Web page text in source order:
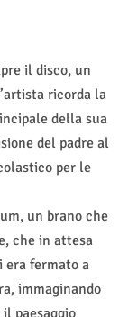
il disco, un
ricorda la
della sua
del padre al
per le
un brano che
che in attesa
era fermato a
immaginando